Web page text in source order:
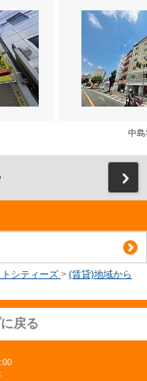
中島
シティーズ > (賃貸)地域から
戻る